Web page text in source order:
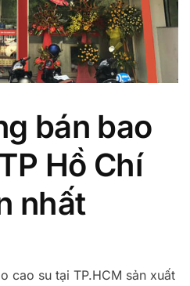
bán bao
Hồ Chí
nhất
cao su tại TP.HCM sản xuất